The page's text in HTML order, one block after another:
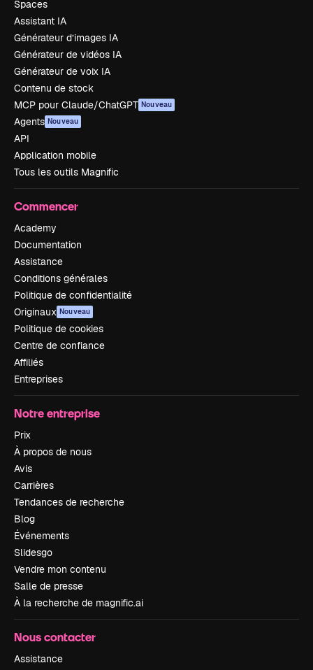
Spaces
Assistant IA
Générateur d’images IA
Générateur de vidéos IA
Générateur de voix IA
Contenu de stock
MCP pour Claude/ChatGPT Nouveau
Agents Nouveau
API
Application mobile
Tous les outils Magnific
Commencer
Academy
Documentation
Assistance
Conditions générales
Politique de confidentialité
Originaux Nouveau
Politique de cookies
Centre de confiance
Affiliés
Entreprises
Notre entreprise
Prix
À propos de nous
Avis
Carrières
Tendances de recherche
Blog
Événements
Slidesgo
Vendre mon contenu
Salle de presse
À la recherche de magnific.ai
Nous contacter
Assistance